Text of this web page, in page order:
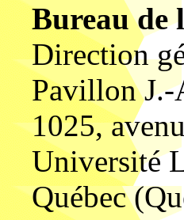
Bureau de
Direction
Pavillon J.-
1025,
Université
Québec